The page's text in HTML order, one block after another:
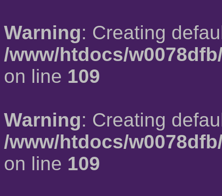
Warning: Creating
/www/htdocs/
on line 109
Warning: Creating
/www/htdocs/
on line 109